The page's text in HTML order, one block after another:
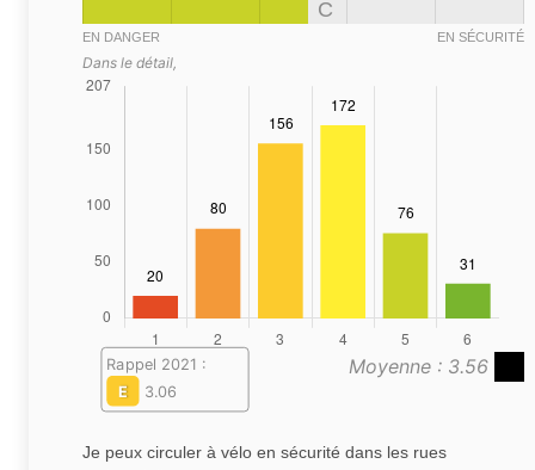
C
EN DANGER EN SÉCURITÉ
Dans le détail,
Moyenne : 3.56
Rappel 2021 :
E
3.06
Je peux circuler à vélo en sécurité dans les rues